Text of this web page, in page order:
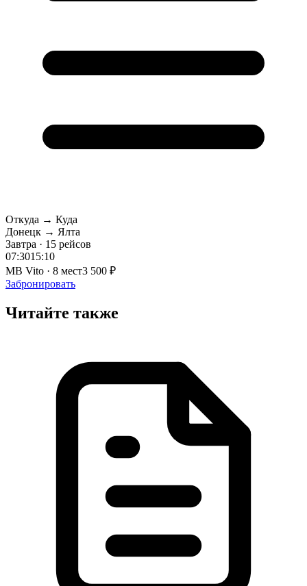
Откуда → Куда
Донецк → Ялта
Завтра · 15 рейсов
07:3015:10
MB Vito · 8 мест3 500 ₽
Забронировать
Читайте также